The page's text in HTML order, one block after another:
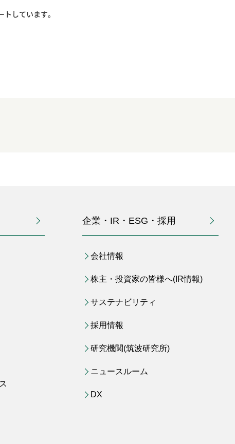
しています。
企業・IR・ESG・採用
会社情報
株主・投資家の皆様へ(IR情報)
サステナビリティ
採用情報
研究機関(筑波研究所)
ニュースルーム
DX